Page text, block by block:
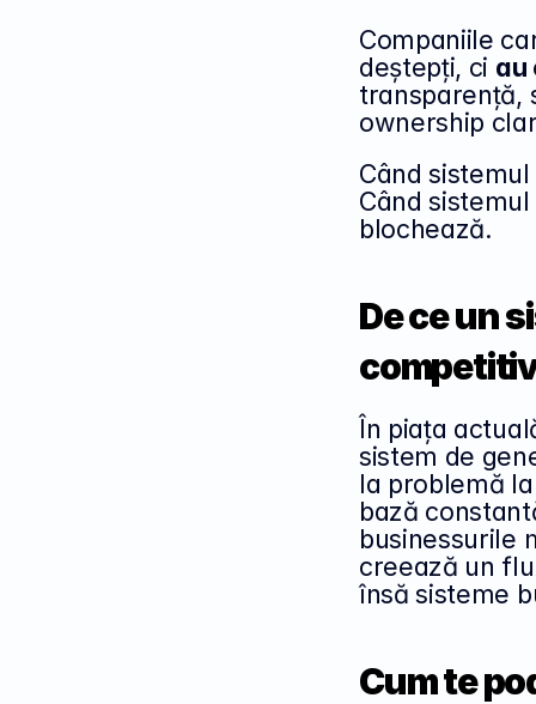
Companiile
deștepți, ci au
transparență,
ownership
Când
Când
blochează.
De ce un
În piața
sistem de
la problemă
bază
businessurile
creează un
însă sisteme
Cum te